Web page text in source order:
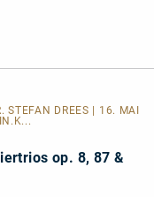
STEFAN DREES | 16. MAI
op. 8, 87 &